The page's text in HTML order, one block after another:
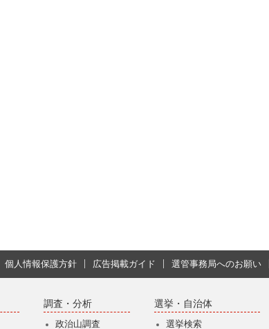
個人情報保護方針 広告掲載ガイド 選管事務局へのお願い
調査・分析
政治山調査
選挙・自治体
選挙検索